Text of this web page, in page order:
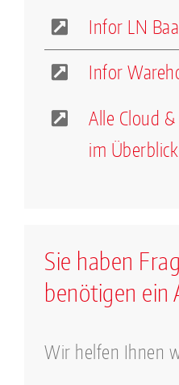
Infor LN
Infor
Alle Cloud
im Überblick
Sie haben
benötigen ein
Wir helfen Ihnen